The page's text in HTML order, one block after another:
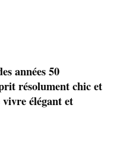
années 50
résolument chic et
élégant et